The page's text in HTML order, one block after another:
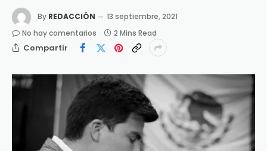
By REDACCIÓN
13 septiembre, 2021
No hay comentarios
2 Mins Read
Compartir